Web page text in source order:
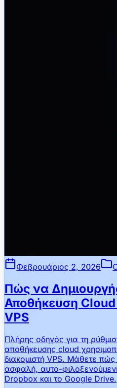
Φεβρουάριος 2, 2026
Πώς να
Αποθήκευση
VPS
Πλήρης οδηγός για τη
αποθήκευσης cloud
διακομιστή VPS. Μάθετε πώς
ασφαλή, αυτο-
Dropbox και το Google Drive.